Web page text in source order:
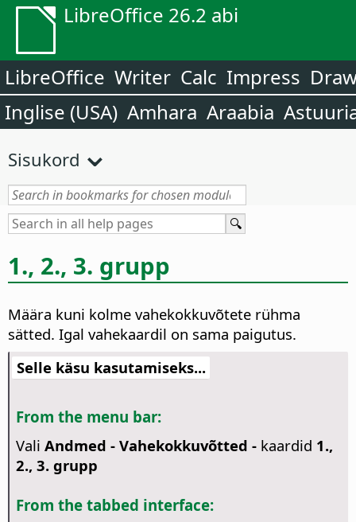
LibreOffice 26.2 abi
LibreOffice Writer Calc Impress
Inglise (USA) Amhara Araabia
Sisukord
1., 2., 3. grupp
Määra kuni kolme vahekokkuvõtete rühma
sätted. Igal vahekaardil on sama paigutus.
Selle käsu kasutamiseks...
From the menu bar:
Vali Andmed - Vahekokkuvõtted -kaardid 1.,
2., 3. grupp
From the tabbed interface: